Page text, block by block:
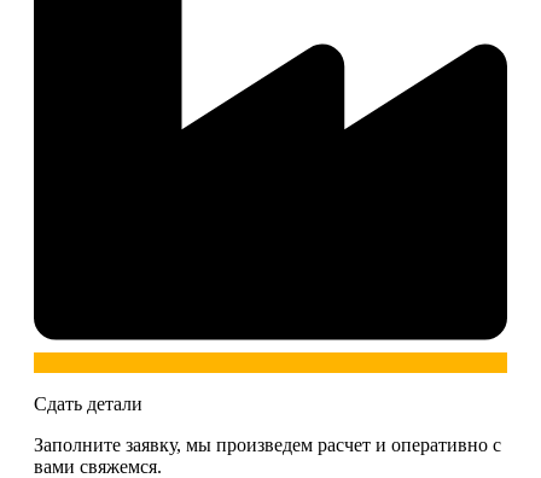
Сдать детали
Заполните заявку, мы произведем расчет и оперативно с
вами свяжемся.